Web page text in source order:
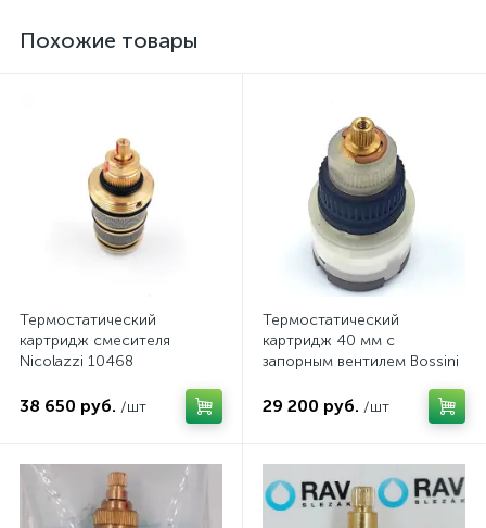
Похожие товары
Термостатический
картридж смесителя
Nicolazzi 10468
38 650 руб. /шт
Термостатический
картридж 40 мм с
запорным вентилем Bossini
29 200 руб. /шт